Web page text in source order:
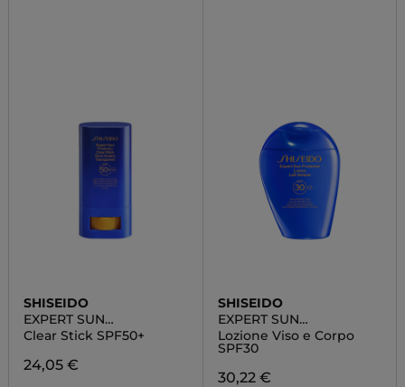
SHISEIDO
EXPERT SUN
PROTECTOR
Clear Stick SPF50+
24,05 €
SHISEIDO
EXPERT SUN
PROTECTOR
Lozione Viso e Corpo
SPF30
30,22 €